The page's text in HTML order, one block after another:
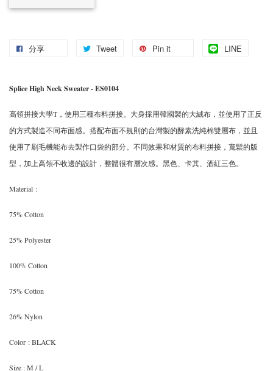
分享 Tweet Pin it LINE
Splice High Neck Sweater - ES0104
高領拼接大學T，使用三種布料拼接。大身採用韓國製的大絨布，並使用了正反
的方式製造不同布面感。搭配布面不規則的台灣製的酵素洗純棉雙層布，並且
使用了刷毛機能布去製作口袋的部分。不同效果和材質的布料拼接，寬鬆的版
型，加上高領不收邊的設計，整體很有層次感。黑色、卡其、酒紅三色。
Material :
75% Cotton
25% Polyester
100% Cotton
75% Cotton
26% Nylon
Color : BLACK
Size : M / L